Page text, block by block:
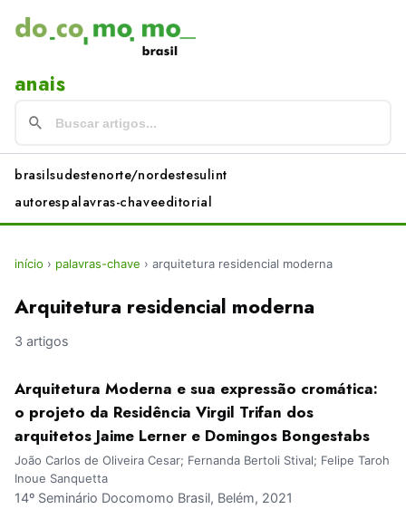
anais
brasilsudestenorte/nordestesulint
autorespalavras-chaveeditorial
início › palavras-chave › arquitetura residencial moderna
Arquitetura residencial moderna
3 artigos
Arquitetura Moderna e sua expressão cromática:
o projeto da Residência Virgil Trifan dos
arquitetos Jaime Lerner e Domingos Bongestabs
João Carlos de Oliveira Cesar; Fernanda Bertoli Stival; Felipe Taroh
Inoue Sanquetta
14º Seminário Docomomo Brasil, Belém, 2021